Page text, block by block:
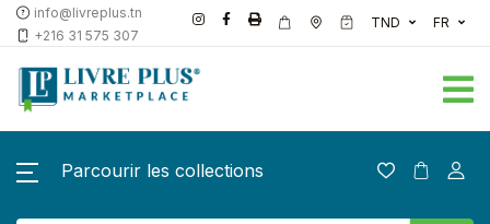
info@livreplus.tn
+216 31 575 307
TND FR
Parcourir les collections